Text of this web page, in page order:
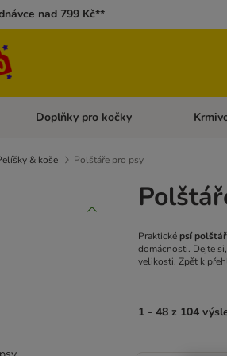
nad 799 Kč**
Otevřít menu: Krmivo pro kočky
Doplňky pro kočky Otevřít
& koše Polštáře pro psy
Praktické psí
domácnosti. Dejte
velikosti. Zpět k
1 - 48 z 104